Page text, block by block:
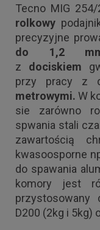
Tecno MIG
rolkowy
precyzyjne
do 1,2
z dociskiem
przy pracy z
metrowymi. W
sie zarówno
spwania stali
zawartością
kwasoosporne
do spawania
komory jest
D200 (2kg i 5kg)